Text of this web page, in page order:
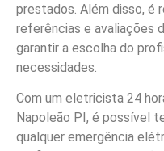
prestados. Além disso, é
referências e avaliações
garantir a escolha do
necessidades.
Com um eletricista 24
Napoleão PI, é possível
qualquer emergência